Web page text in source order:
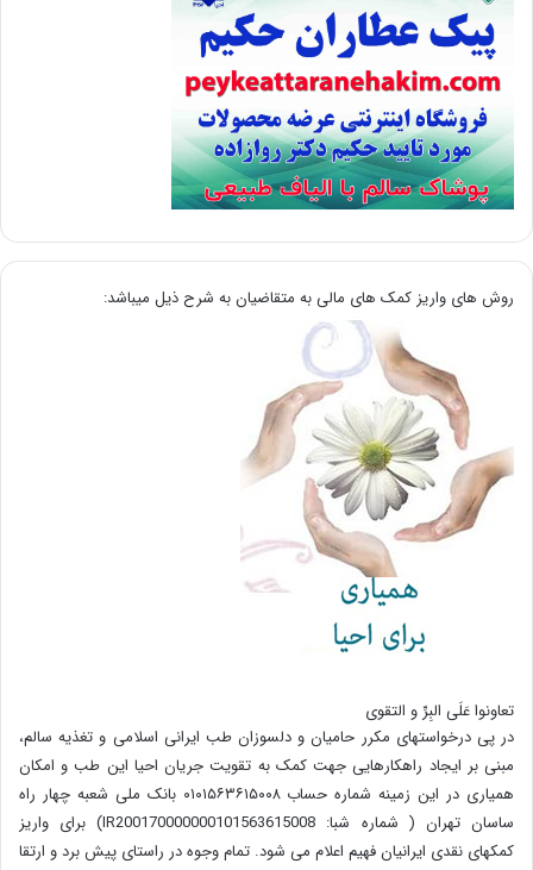
روش های واریز کمک های مالی به متقاضیان به شرح ذیل میباشد:
تعاونوا عَلَی البِرِّ و التقوی
در پی درخواستهای مکرر حامیان و دلسوزان طب ایرانی اسلامی و تغذیه سالم،
مبنی بر ایجاد راهکارهایی جهت کمک به تقویت جریان احیا این طب و امکان
همیاری در این زمینه شماره حساب ۰۱۰۱۵۶۳۶۱۵۰۰۸ بانک ملی شعبه چهار راه
ساسان تهران ( شماره شبا: IR200170000000101563615008) برای واریز
کمکهای نقدی ایرانیان فهیم اعلام می شود. تمام وجوه در راستای پیش برد و ارتقا